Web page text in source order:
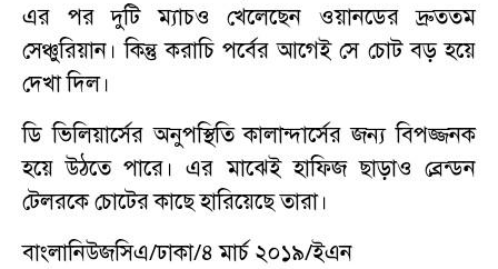
এর পর দুটি ম্যাচও খেলেছেন ওয়ানডের দ্রুততম
সেঞ্চুরিয়ান। কিন্তু করাচি পর্বের আগেই সে চোট বড় হয়ে
দেখা দিল।
ডি ভিলিয়ার্সের অনুপস্থিতি কালান্দার্সের জন্য বিপজ্জনক
হয়ে উঠতে পারে। এর মাঝেই হাফিজ ছাড়াও ব্রেন্ডন
টেলরকে চোটের কাছে হারিয়েছে তারা।
বাংলানিউজসিএ/ঢাকা/৪ মার্চ ২০১৯/ইএন